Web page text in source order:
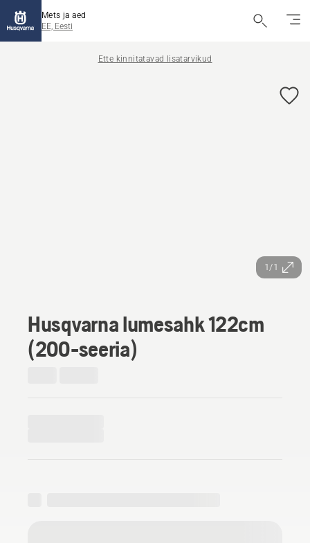
Mets ja aed
EE, Eesti
Ette kinnitatavad lisatarvikud
1/1
Husqvarna lumesahk 122cm
(200-seeria)